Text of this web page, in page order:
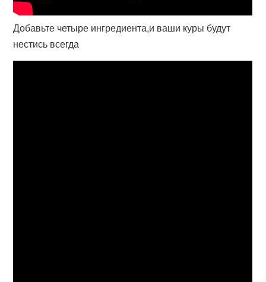
Добавьте четыре ингредиента,и ваши куры будут
нестись всегда